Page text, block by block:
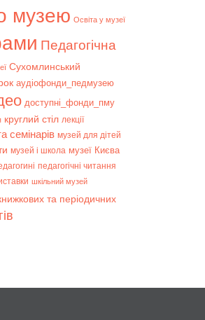
музею Освіта у музеї
Педагогічна
Сухомлинський
аудіофонди_педмузею
доступні_фонди_пму
круглий стіл лекції
семінарів музей для дітей
музей і школа музеї Києва
педагогічні читання
шкільний музей
та періодичних